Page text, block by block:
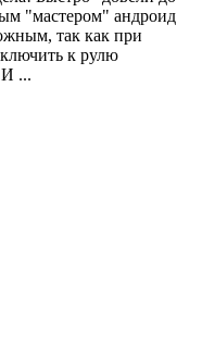
"мастером" андроид
так как при
к рулю
И ...